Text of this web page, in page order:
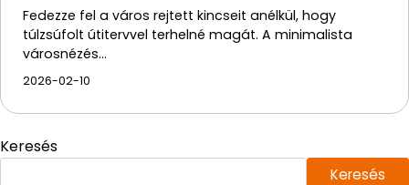
Fedezze fel a város rejtett kincseit anélkül, hogy
túlzsúfolt útitervvel terhelné magát. A minimalista
városnézés…
2026-02-10
Keresés
Keresés